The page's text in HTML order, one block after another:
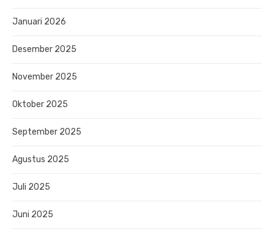
Januari 2026
Desember 2025
November 2025
Oktober 2025
September 2025
Agustus 2025
Juli 2025
Juni 2025